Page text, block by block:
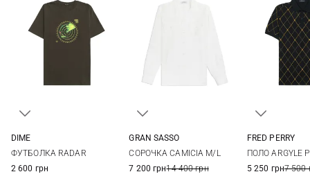
DIME
ФУТБОЛКА RADAR
2 600 грн
GRAN SASSO
СОРОЧКА CAMICIA M/L
7 200 грн14 400 грн
FRED PERRY
ПОЛО ARGYLE
5 250 грн7 500